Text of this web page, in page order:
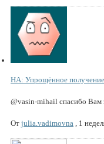
НА: Упрощённое
@vasin-mihail спасибо Вам
От julia.vadimovna , 1